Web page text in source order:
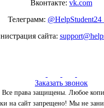
Вконтакте: vk.com
Телеграмм:
сайта:
Заказать звонок
права защищены. Любое
на сайт запрещено! Мы не